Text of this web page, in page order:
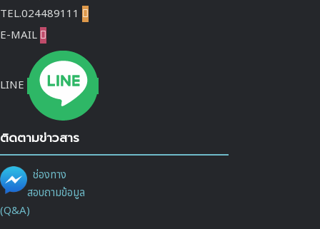
TEL.024489111 
E-MAIL 
LINE
ติดตามข่าวสาร
ช่องทาง
สอบถามข้อมูล
(Q&A)